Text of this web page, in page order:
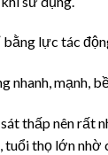
lực tác
nhanh, mạnh,
thấp nên rất
thọ lớn nhờ